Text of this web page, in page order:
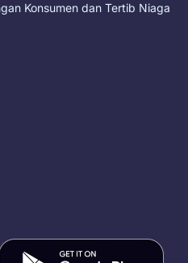
t
Konsumen dan Tertib Niaga